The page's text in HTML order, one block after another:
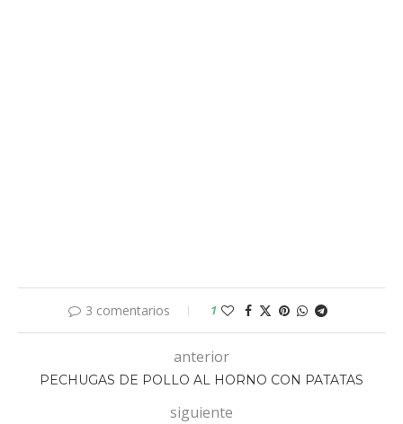
3 comentarios 1
anterior
PECHUGAS DE POLLO AL HORNO CON PATATAS
siguiente